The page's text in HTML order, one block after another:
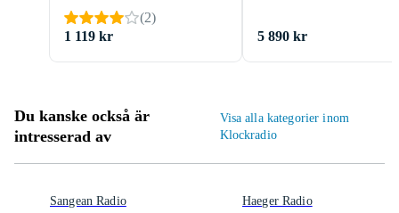
(2)
1 119 kr
5 890 kr
Du kanske också är
intresserad av
Visa alla kategorier inom
Klockradio
Sangean Radio
Haeger Radio